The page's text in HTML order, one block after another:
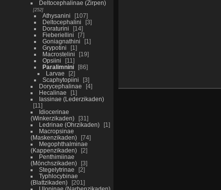
Deltocephalinae (Zirpen)
252
Athysanini
107
Deltocephalini
3
Doraturini
14
Fieberiellini
7
Goniagnathini
1
Grypotini
1
Macrostelini
19
Opsiini
11
Paralimnini
86
Larvae
2
Scaphytopiini
3
Dorycephalinae
4
Hecalinae
1
Iassinae (Lederzikaden)
11
Idiocerinae
(Winkerzikaden)
31
Ledrinae (Ohrzikaden)
1
Macropsinae
(Maskenzikaden)
74
Megophthalminae
(Kappenzikaden)
2
Penthimiinae
(Mönchszikaden)
3
Stegelytrinae
2
Typhlocybinae
(Blattzikaden)
201
Ulopinae (Narbenzikaden)